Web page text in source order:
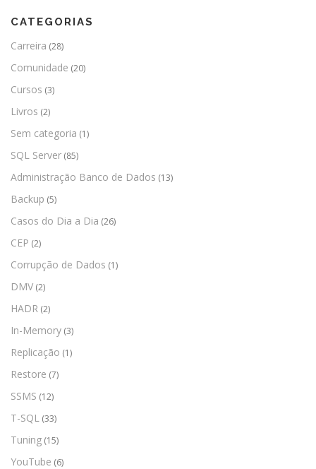
CATEGORIAS
Carreira (28)
Comunidade (20)
Cursos (3)
Livros (2)
Sem categoria (1)
SQL Server (85)
Administração Banco de Dados (13)
Backup (5)
Casos do Dia a Dia (26)
CEP (2)
Corrupção de Dados (1)
DMV (2)
HADR (2)
In-Memory (3)
Replicação (1)
Restore (7)
SSMS (12)
T-SQL (33)
Tuning (15)
YouTube (6)